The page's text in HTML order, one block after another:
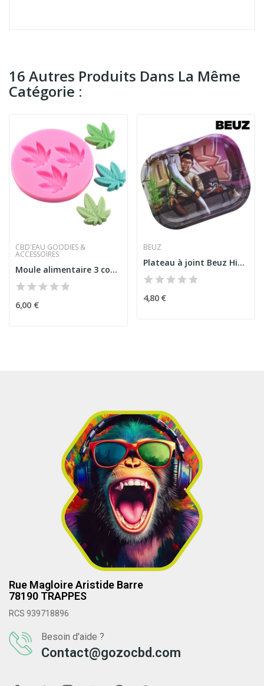
16 Autres Produits Dans La Même
Catégorie :
CBD'EAU GOODIES &
ACCESSOIRES
Moule alimentaire 3 compartiments
6,00 €
BEUZ
Plateau à joint Beuz Highman
4,80 €
Rue Magloire Aristide Barre
78190 TRAPPES
RCS 939718896
Besoin d'aide ?
Contact@gozocbd.com